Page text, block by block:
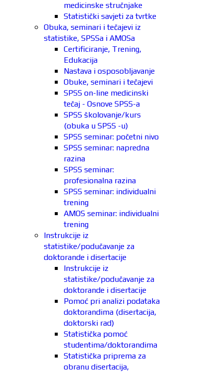
medicinske stručnjake
Statistički savjeti za tvrtke
Obuka, seminari i tečajevi iz
statistike, SPSSa i AMOSa
Certificiranje, Trening,
Edukacija
Nastava i osposobljavanje
Obuke, seminari i tečajevi
SPSS on-line medicinski
tečaj - Osnove SPSS-a
SPSS školovanje/kurs
(obuka u SPSS -u)
SPSS seminar: početni nivo
SPSS seminar: napredna
razina
SPSS seminar:
profesionalna razina
SPSS seminar: individualni
trening
AMOS seminar: individualni
trening
Instrukcije iz
statistike/podučavanje za
doktorande i disertacije
Instrukcije iz
statistike/podučavanje za
doktorande i disertacije
Pomoć pri analizi podataka
doktorandima (disertacija,
doktorski rad)
Statistička pomoć
studentima/doktorandima
Statistička priprema za
obranu disertacija,